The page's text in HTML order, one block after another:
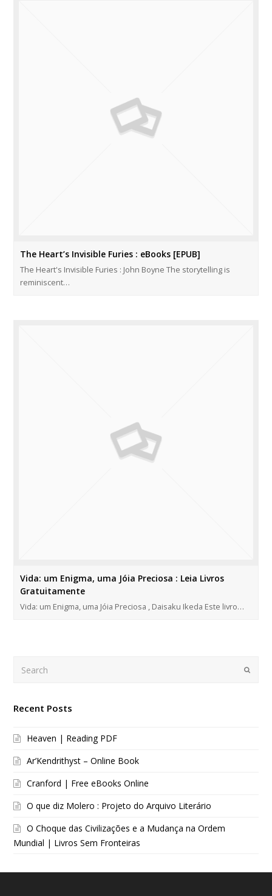
The Heart’s Invisible Furies : eBooks [EPUB]
The Heart's Invisible Furies : John Boyne The storytelling is
reminiscent…
Vida: um Enigma, uma Jóia Preciosa : Leia Livros
Gratuitamente
Vida: um Enigma, uma Jóia Preciosa , Daisaku Ikeda Este livro…
Submit
Recent Posts
Heaven | Reading PDF
Ar’Kendrithyst – Online Book
Cranford | Free eBooks Online
O que diz Molero : Projeto do Arquivo Literário
O Choque das Civilizações e a Mudança na Ordem
Mundial | Livros Sem Fronteiras